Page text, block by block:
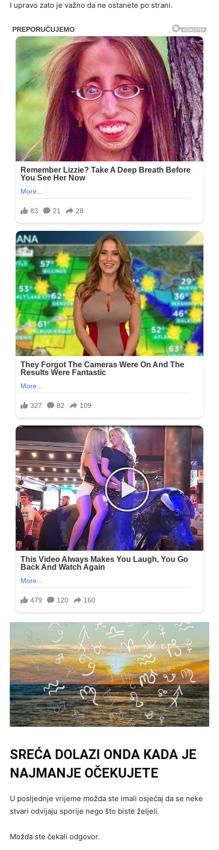
I upravo zato je važno da ne ostanete po strani.
SREĆA DOLAZI ONDA KADA JE
NAJMANJE OČEKUJETE
U posljednje vrijeme možda ste imali osjećaj da se neke
stvari odvijaju sporije nego što biste željeli.
Možda ste čekali odgovor.